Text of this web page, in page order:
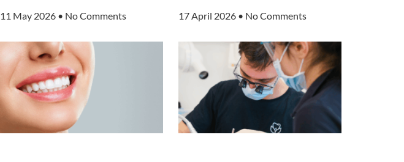
11 May 2026 No Comments 17 April 2026 No Comments